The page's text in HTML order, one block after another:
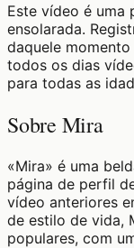
Este vídeo é uma
ensolarada.
daquele
todos os dias
para todas as
Sobre Mira
«Mira» é uma
página de perfil
vídeo anteriores
de estilo de vida,
populares, com